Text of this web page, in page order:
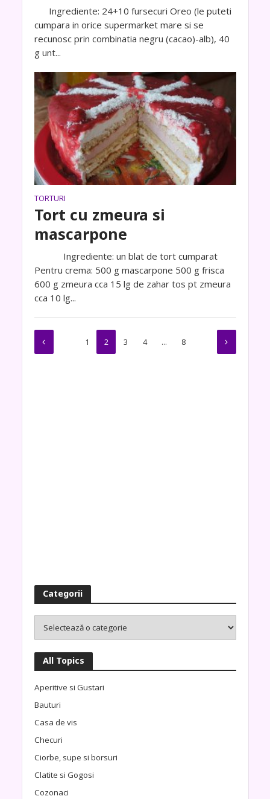
Ingrediente: 24+10 fursecuri Oreo (le puteti
cumpara in orice supermarket mare si se
recunosc prin combinatia negru (cacao)-alb), 40
g unt...
TORTURI
Tort cu zmeura si
mascarpone
Ingrediente: un blat de tort cumparat
Pentru crema: 500 g mascarpone 500 g frisca
600 g zmeura cca 15 lg de zahar tos pt zmeura
cca 10 lg...
1 2 3 4 … 8
Categorii
All Topics
Aperitive si Gustari
Bauturi
Casa de vis
Checuri
Ciorbe, supe si borsuri
Clatite si Gogosi
Cozonaci